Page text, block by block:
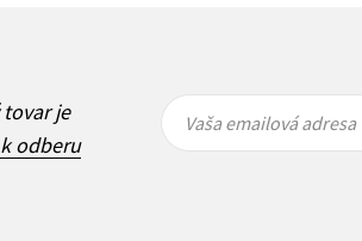
je
odberu
Vaša
emailová
Vaša
emailová
Vaša emailová adresa